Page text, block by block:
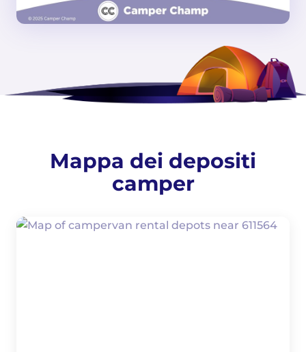
Mappa dei depositi
camper